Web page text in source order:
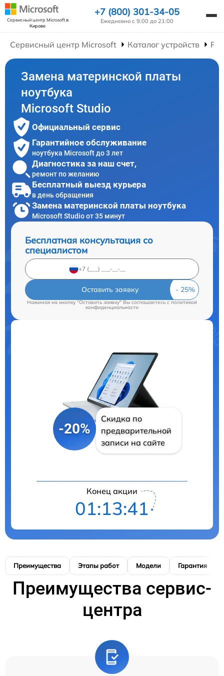
Сервисный центр Microsoftв
Кирове
+7 (800) 301-34-05
Ежедневно с 9:00 до 21:00
Сервисный центр Microsoft Каталог устройств
Замена материнской платы
ноутбука
Microsoft Studio
Официальный сервис
Гарантийное обслуживание
ноутбука Microsoft до 3 лет
Диагностика за наш счет,
ремонт по желанию
Бесплатный выезд курьера
в день обращения
Замена материнской платы ноутбука
Microsoft Studio от 35 минут
Бесплатная консультация со
специалистом
Оставить заявку
Нажимая на кнопку "Оставить заявку" Вы соглашаетесь cполитикой
конфиденциальности
-20%
Скидка по
предварительной
записи на сайте
Конец акции
01:13:40
Преимущества Этапы работ Модели Гарантия
Преимущества сервис-
центра